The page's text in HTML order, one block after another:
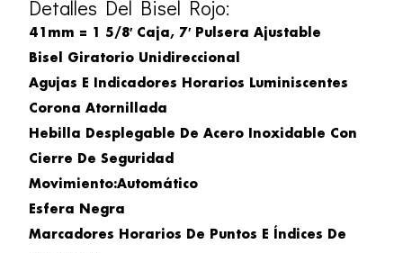
Detalles Del Bisel Rojo:
41mm = 1 5/8′ Caja, 7′ Pulsera Ajustable
Bisel Giratorio Unidireccional
Agujas E Indicadores Horarios Luminiscentes
Corona Atornillada
Hebilla Desplegable De Acero Inoxidable Con
Cierre De Seguridad
Movimiento:Automático
Esfera Negra
Marcadores Horarios De Puntos E Índices De